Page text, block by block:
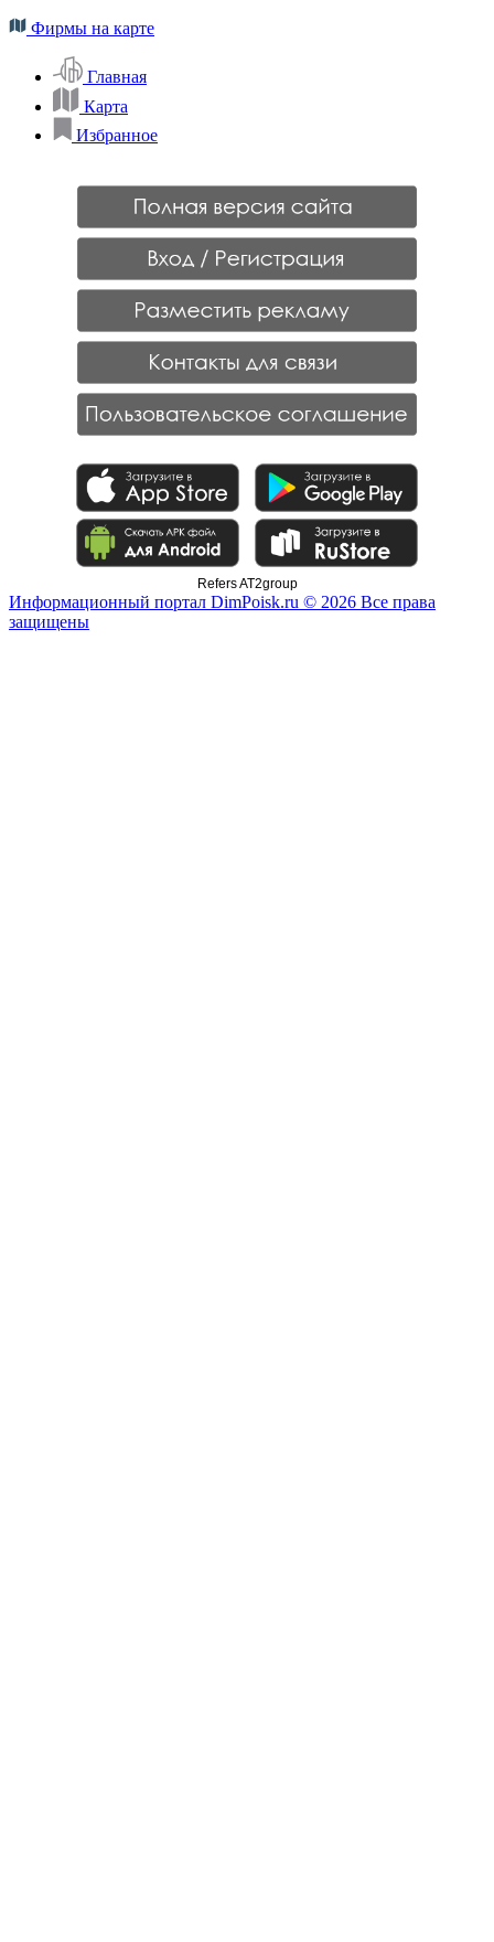
Фирмы на карте
Главная
Карта
Избранное
Refers AT2group
Информационный портал DimPoisk.ru © 2026 Все права
защищены